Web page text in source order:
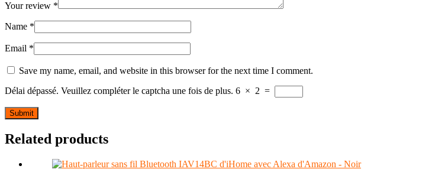
Your review *
Name *
Email *
Save my name, email, and website in this browser for the next time I comment.
Délai dépassé. Veuillez compléter le captcha une fois de plus. 6 × 2 =
Related products